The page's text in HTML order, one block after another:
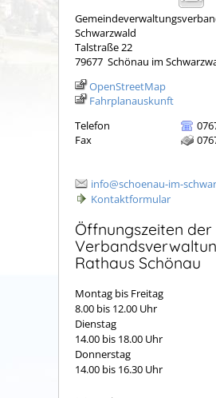
Schwarzwald
Talstraße 22
79677 Schönau im
OpenStreetMap
Fahrplanauskunft
Telefon
Fax
info@schoenau-im-
Kontaktformular
Öffnungszeiten der
Rathaus Schönau
Montag bis Freitag
8.00 bis 12.00 Uhr
Dienstag
14.00 bis 18.00 Uhr
Donnerstag
14.00 bis 16.30 Uhr